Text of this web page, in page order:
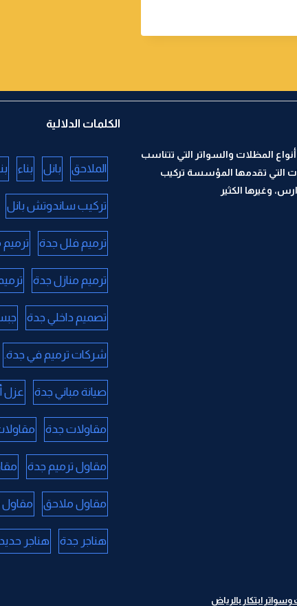
المظلات والسواتر التي تتناسب
التي تقدمها المؤسسة تركيب
وغيرها الكثير
الكلمات الدلالية
الملاحق بانل بناء
تركيب ساندوتش بانل
ترميم فلل جدة ترميم
ترميم منازل جدة
تصميم داخلي جدة
شركات ترميم في جدة.
صيانة مباني جدة عزل
مقاولات جدة
مقاول ترميم جدة
مقاول ملاحق مقاول
هناجر جدة هناجر
ابتكار بالرياض